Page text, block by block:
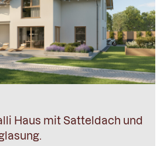
Haus mit Satteldach und